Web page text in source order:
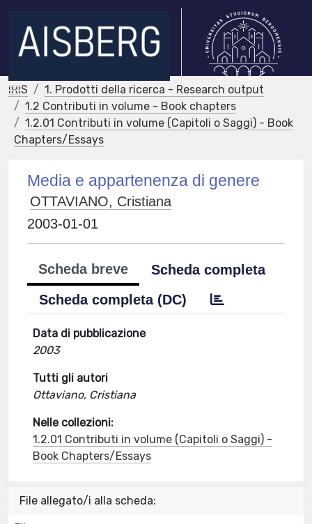
IRIS
1. Prodotti della ricerca - Research output
1.2 Contributi in volume - Book chapters
1.2.01 Contributi in volume (Capitoli o Saggi) - Book
Chapters/Essays
Media e appartenenza di genere
OTTAVIANO, Cristiana
2003-01-01
Scheda breve
Scheda completa
Scheda completa (DC)
Data di pubblicazione
2003
Tutti gli autori
Ottaviano, Cristiana
Nelle collezioni:
1.2.01 Contributi in volume (Capitoli o Saggi) -
Book Chapters/Essays
File allegato/i alla scheda: